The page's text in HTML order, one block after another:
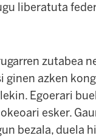
liberatuta
zutabea
azken
Egoerari
esker.
bezala, duela